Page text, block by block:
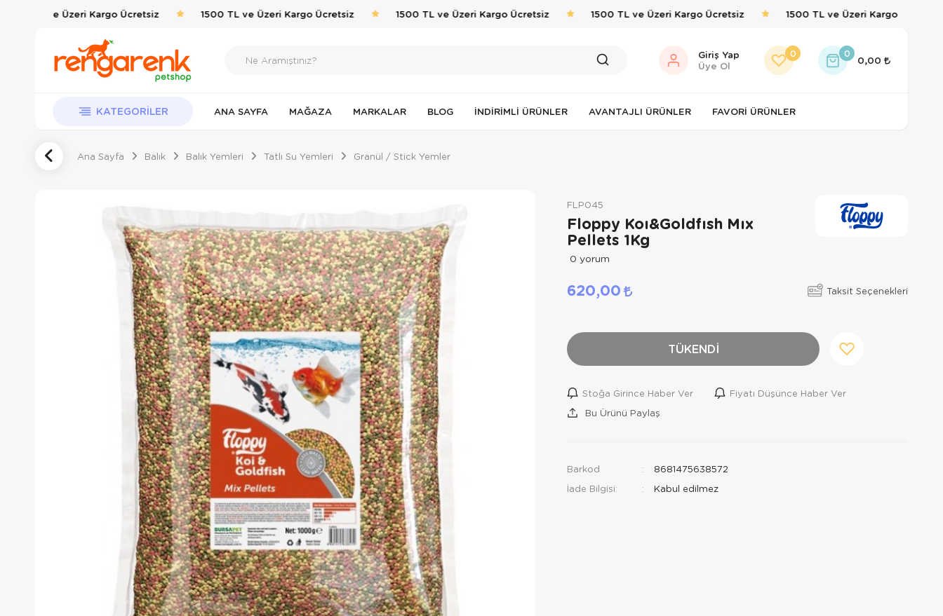
TL ve Üzeri Kargo Ücretsiz 1500 TL ve Üzeri Kargo Ücretsiz 1500 TL ve Üzeri Kargo Ücretsiz 1500 TL ve Üzeri Kargo Ücretsiz 1500 TL ve Üzeri Kargo Ücretsiz
Giriş Yap
Üye Ol
0 0
0,00
KATEGORILER ANA SAYFA MAĞAZA MARKALAR BLOG İNDIRIMLI ÜRÜNLER AVANTAJLI ÜRÜNLER FAVORI ÜRÜNLER
Ana Sayfa Balık Balık Yemleri Tatlı Su Yemleri Granül / Stick Yemler
FLP045
Floppy Koı&Goldfısh Mıx
Pellets 1Kg
0 yorum
620,00 Taksit Seçenekleri
TÜKENDİ
Stoğa Girince Haber Ver
Fiyatı Düşünce Haber Ver
Bu Ürünü Paylaş
Barkod
8681475638572
İade Bilgisi: